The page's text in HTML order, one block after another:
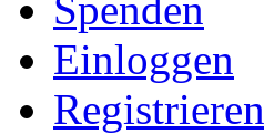
Einloggen
Registrieren